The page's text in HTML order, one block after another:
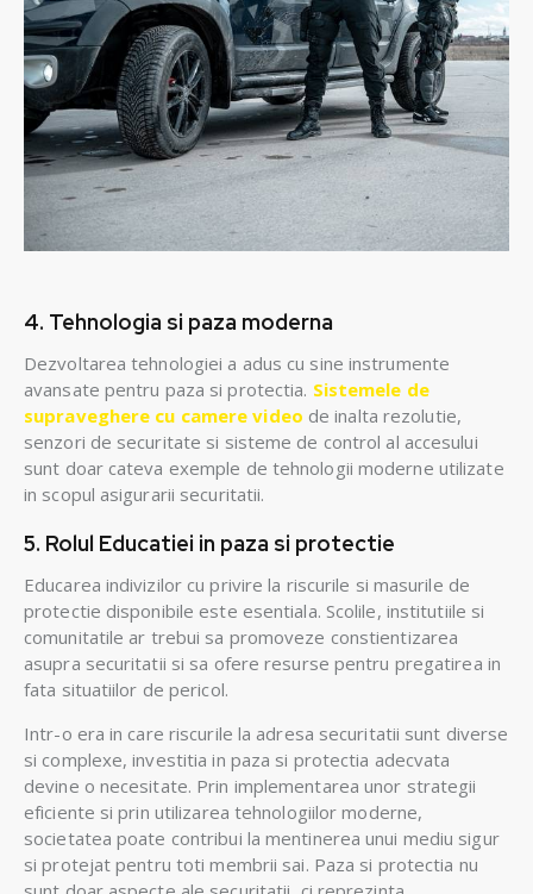
4. Tehnologia si paza moderna
Dezvoltarea tehnologiei a adus cu sine instrumente
avansate pentru paza si protectia. Sistemele de
supraveghere cu camere video de inalta rezolutie,
senzori de securitate si sisteme de control al accesului
sunt doar cateva exemple de tehnologii moderne utilizate
in scopul asigurarii securitatii.
5. Rolul Educatiei in paza si protectie
Educarea indivizilor cu privire la riscurile si masurile de
protectie disponibile este esentiala. Scolile, institutiile si
comunitatile ar trebui sa promoveze constientizarea
asupra securitatii si sa ofere resurse pentru pregatirea in
fata situatiilor de pericol.
Intr-o era in care riscurile la adresa securitatii sunt diverse
si complexe, investitia in paza si protectia adecvata
devine o necesitate. Prin implementarea unor strategii
eficiente si prin utilizarea tehnologiilor moderne,
societatea poate contribui la mentinerea unui mediu sigur
si protejat pentru toti membrii sai. Paza si protectia nu